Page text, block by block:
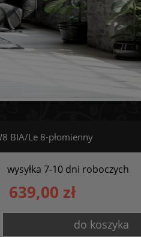
BIA/Le 8-płomienny
wysyłka 7-10 dni roboczych
639,00 zł
do koszyka